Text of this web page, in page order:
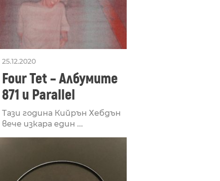
25.12.2020
Four Tet – Албумите
871 и Parallel
Тази година Кийрън Хебдън
вече изкара един ...